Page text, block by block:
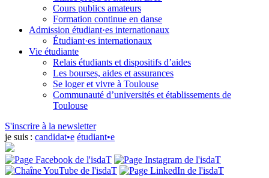
Cours publics amateurs
Formation continue en danse
Admission étudiant·es internationaux
Étudiant·es internationaux
Vie étudiante
Relais étudiants et dispositifs d’aides
Les bourses, aides et assurances
Se loger et vivre à Toulouse
Communauté d’universités et établissements de
Toulouse
S'inscrire à la newsletter
je suis : candidat•e étudiant•e